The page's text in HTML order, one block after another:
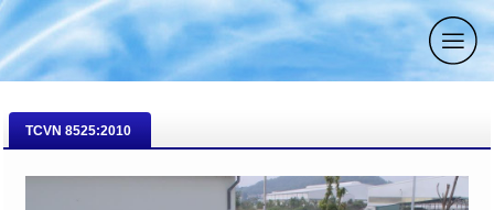
TCVN 8525:2010